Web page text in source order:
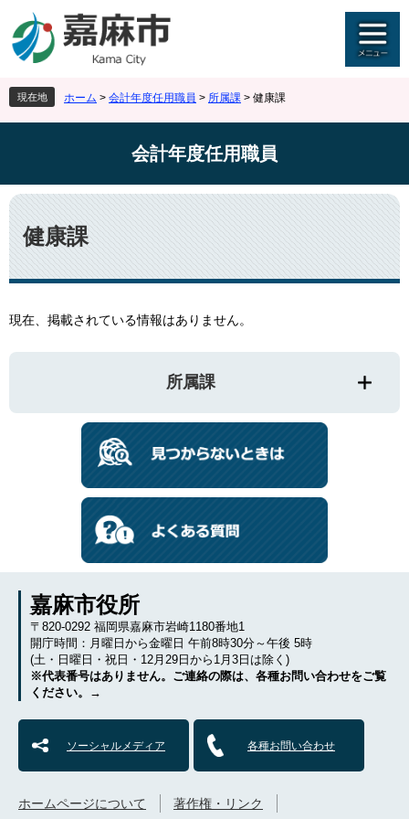
ジ
先
頭
で
ュ
を
飛
ば
本
文
へ
現在地 ホーム > 会計年度任用職員 > 所属課 > 健康課
会計年度任用職員
本
文
健康課
現在、掲載されている情報はありません。
所属課
嘉麻市役所
〒820-0292 福岡県嘉麻市岩崎1180番地1
開庁時間：月曜日から金曜日 午前8時30分～午後 5時
(土・日曜日・祝日・12月29日から1月3日は除く)
※代表番号はありません。ご連絡の際は、各種お問い合わせをご覧
ください。→
ソーシャルメディア 各種お問い合わせ
ホームページについて 著作権・リンク